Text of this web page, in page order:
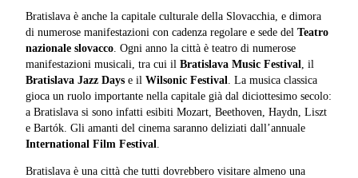
Bratislava è anche la capitale culturale della Slovacchia, e dimora
di numerose manifestazioni con cadenza regolare e sede del Teatro
nazionale slovacco . Ogni anno la città è teatro di numerose
manifestazioni musicali, tra cui il Bratislava Music Festival , il
Bratislava Jazz Days e il Wilsonic Festival . La musica classica
gioca un ruolo importante nella capitale già dal diciottesimo secolo:
a Bratislava si sono infatti esibiti Mozart, Beethoven, Haydn, Liszt
e Bartók. Gli amanti del cinema saranno deliziati dall’annuale
International Film Festival
Bratislava è una città che tutti dovrebbero visitare almeno una